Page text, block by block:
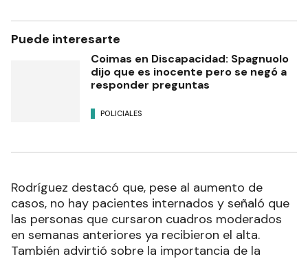
Puede interesarte
Coimas en Discapacidad: Spagnuolo
dijo que es inocente pero se negó a
responder preguntas
POLICIALES
Rodríguez destacó que, pese al aumento de
casos, no hay pacientes internados y señaló que
las personas que cursaron cuadros moderados
en semanas anteriores ya recibieron el alta.
También advirtió sobre la importancia de la